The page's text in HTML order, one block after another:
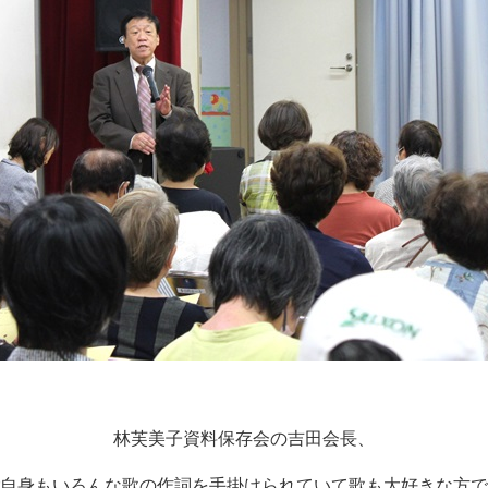
林芙美子資料保存会の吉田会長、